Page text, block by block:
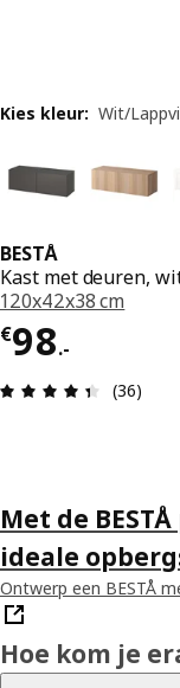
BESTÅ
Kast met deuren,
120x42x38 cm
€98.-
Prijs € 98.-
(36)
Kies kleur: Wit/
Met de
ideale
Ontwerp een BESTÅ
Hoe kom je